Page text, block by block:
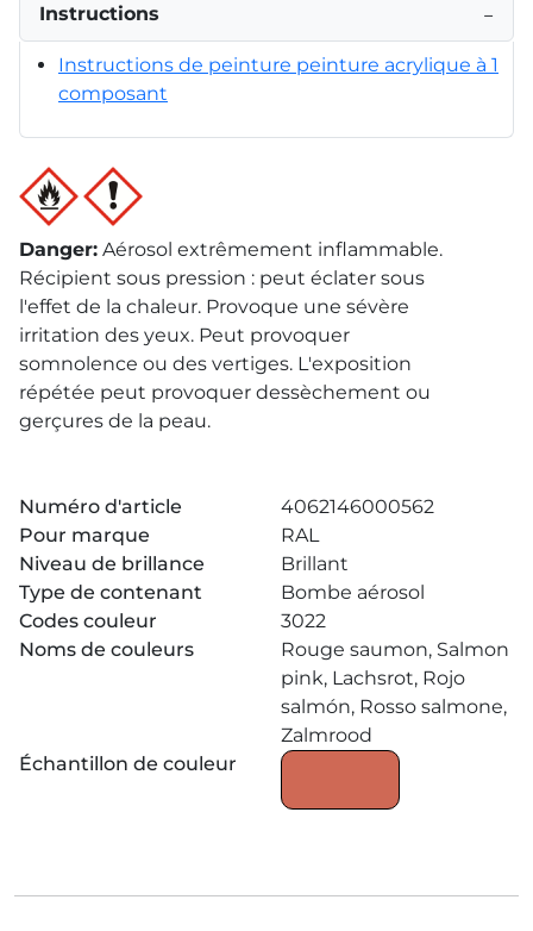
Instructions −
Instructions de peinture peinture acrylique à 1
composant
Danger: Aérosol extrêmement inflammable.
Récipient sous pression : peut éclater sous
l'effet de la chaleur. Provoque une sévère
irritation des yeux. Peut provoquer
somnolence ou des vertiges. L'exposition
répétée peut provoquer dessèchement ou
gerçures de la peau.
Numéro d'article
4062146000562
Pour marque
RAL
Niveau de brillance
Brillant
Type de contenant
Bombe aérosol
Codes couleur
3022
Noms de couleurs
Rouge saumon, Salmon
pink, Lachsrot, Rojo
salmón, Rosso salmone,
Zalmrood
Échantillon de couleur